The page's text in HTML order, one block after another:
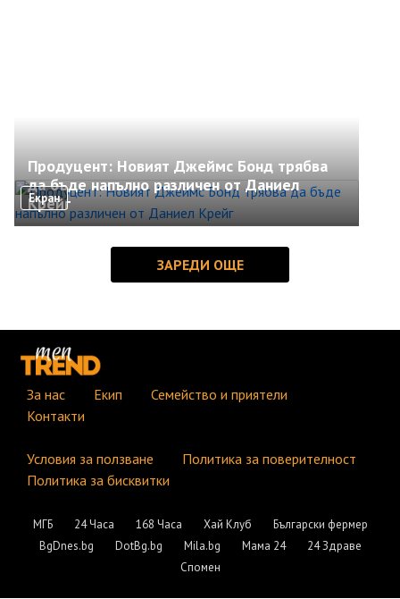
Екран
Продуцент: Новият Джеймс Бонд трябва
да бъде напълно различен от Даниел
Крейг
За нас Екип
Семейство и приятели
Контакти
Условия за ползване
Политика за поверителност
Политика за бисквитки
МГБ 24 Часа 168 Часа Хай Клуб
Български фермер
BgDnes.bg
DotBg.bg Mila.bg Мама 24
24 Здраве
Спомен